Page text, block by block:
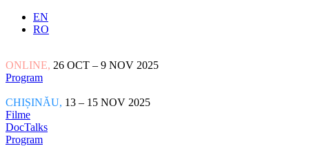
EN
RO
ONLINE, 26 OCT – 9 NOV 2025
Program
CHIȘINĂU, 13 – 15 NOV 2025
Filme
DocTalks
Program